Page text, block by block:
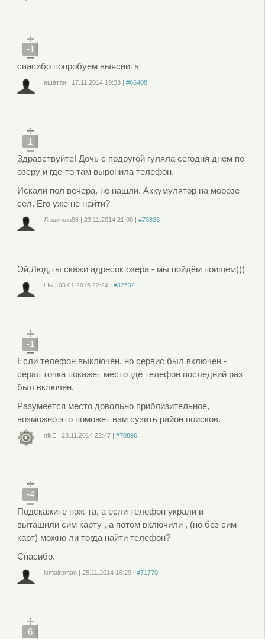
-1
спасибо попробуем выяснить
ашатан | 17.11.2014 19:33 |#66408
1
Здравствуйте! Дочь с подругой гуляла сегодня днем по
озеру и где-то там выронила телефон.
Искали пол вечера, не нашли. Аккумулятор на морозе
сел. Его уже не найти?
Людмила96 |23.11.2014 21:00 |#70826
Эй,Люд,ты скажи адресок озера - мы пойдём поищем)))
Ыы |03.01.2015 22:24 |#82532
-1
Если телефон выключен, но сервис был включен -
серая точка покажет место где телефон последний раз
был включен.
Разумеется место довольно приблизительное,
возможно это поможет вам сузить район поисков.
nikE |23.11.2014 22:47 |#70896
-4
Подскажите пож-та, а если телефон украли и
вытащили сим карту , а потом включили , (но без сим-
карт) можно ли тогда найти телефон?
Спасибо.
ismairoman |25.11.2014 16:29 |#71770
6